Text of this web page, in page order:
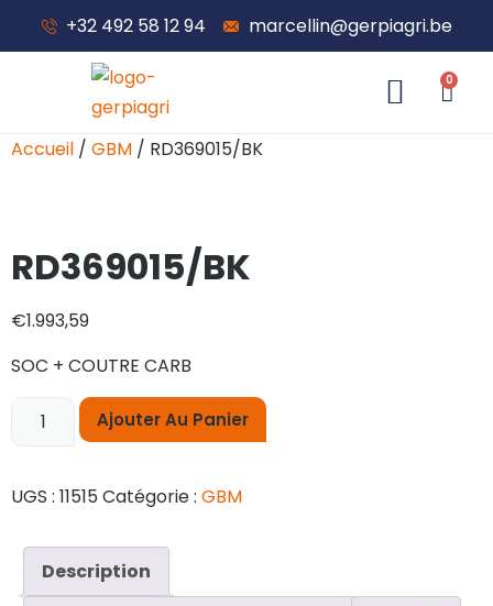
+32 492 58 12 94 marcellin@gerpiagri.be
0
Accueil / GBM / RD369015/BK
RD369015/BK
€1.993,59
SOC + COUTRE CARB
Ajouter Au Panier
UGS : 11515 Catégorie : GBM
Description